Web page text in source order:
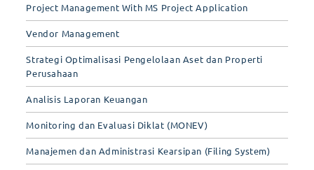
Project Management With MS Project Application
Vendor Management
Strategi Optimalisasi Pengelolaan Aset dan Properti
Perusahaan
Analisis Laporan Keuangan
Monitoring dan Evaluasi Diklat (MONEV)
Manajemen dan Administrasi Kearsipan (Filing System)